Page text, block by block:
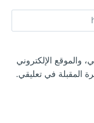
والموقع الإلكتروني
المقبلة في تعليقي.